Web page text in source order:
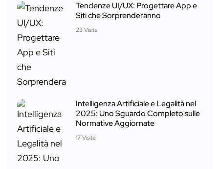
Tendenze UI/UX: Progettare App e
Siti che Sorprenderanno
23 Visite
Intelligenza Artificiale e Legalità nel
2025: Uno Sguardo Completo sulle
Normative Aggiornate
17 Visite